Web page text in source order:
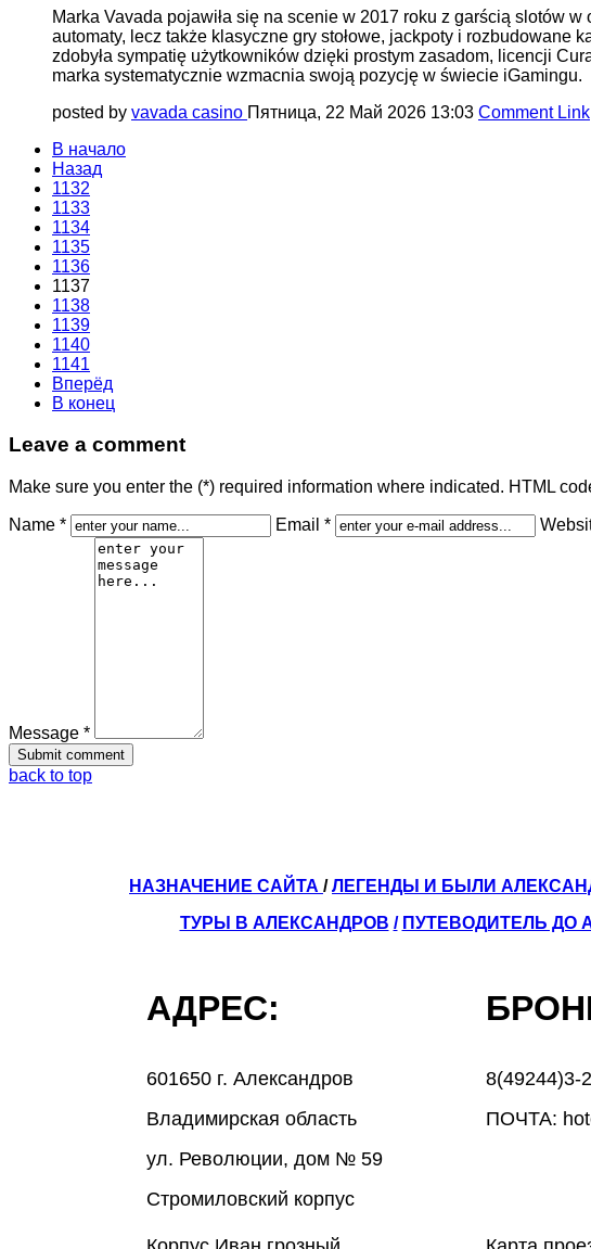
Marka Vavada pojawiła się na scenie w 2017 roku z garścią slotów
automaty, lecz także klasyczne gry stołowe, jackpoty i rozbudowane
zdobyła sympatię użytkowników dzięki prostym zasadom, licencji
marka systematycznie wzmacnia swoją pozycję w świecie iGamingu.
posted by vavada casino Пятница, 22 Май 2026 13:03 Comment Link
В начало
Назад
1132
1133
1134
1135
1136
1137
1138
1139
1140
1141
Вперёд
В конец
Leave a comment
Make sure you enter the (*) required information where indicated. HTML
Name * Email *
Message *
back to top
НАЗНАЧЕНИЕ САЙТА /ЛЕГЕНДЫ И БЫЛИ
ТУРЫ В АЛЕКСАНДРОВ / ПУТЕВОДИТЕЛЬ ДО
АДРЕС:
601650 г. Александров
Владимирская область
ул. Революции, дом № 59
Стромиловский корпус
8(49244)3-
ПОЧТА: